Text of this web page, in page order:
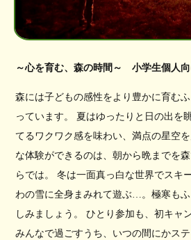
～心を育む、森の時間～ 小学生個人
森には子どもの感性をより豊かに育む
っています。 夏はゆったりと日の出を
てるワクワク感を味わい、満点の星空
な体験ができるのは、朝から晩までを
らでは。 冬は一面真っ白な世界でスキ
わの雪に全身まみれて遊ぶ…。極寒も
しみましょう。 ひとり参加も、初キャ
みんなで過ごすうち、いつの間にかス